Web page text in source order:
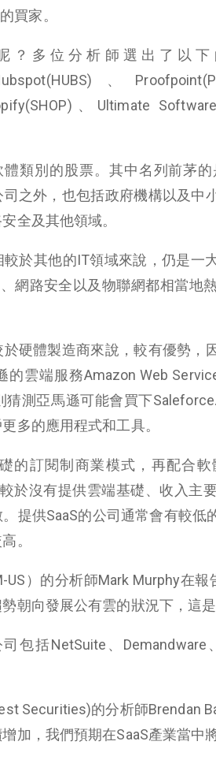
買家。
？多位分析師選出了以下
、
、Ultimate
體類別的股票。其中名列前茅
之外，也包括政府機構以及中
全及其他領域。
於其他的IT領域來說，仍是一
網路安全以及物聯網都相當地
硬體製造商來說，較有優勢，
雲端服務Amazon Web
猜測亞馬遜可能會買下
多的應用程式和工具。
的訂閱制商業模式，再配合軟
於沒有提供雲端基礎、收入主
提供SaaS的公司通常會有較低
。
US）的分析師Mark Murphy在
朝向發展公有雲的狀況下，這是
包括NetSuite、Demandware
Securities)的分析師Brendan
加，我們預期在SaaS產業當中